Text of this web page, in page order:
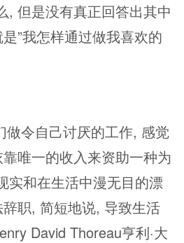
, 但是没有真正回答出其中
”我怎样通过做我喜欢的
做令自己讨厌的工作, 感觉
唯一的收入来资助一种为
实和在生活中漫无目的漂
职, 简短地说, 导致生活
David Thoreau亨利·大